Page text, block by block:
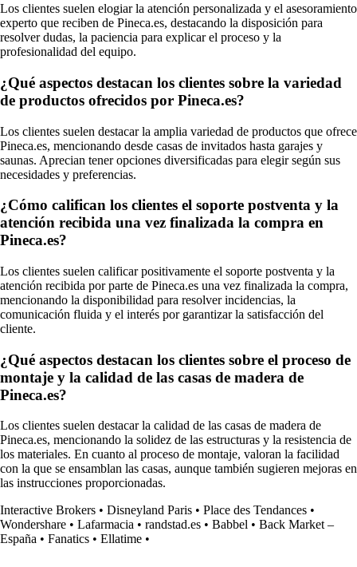
Los clientes suelen elogiar la atención personalizada y el asesoramiento
experto que reciben de Pineca.es, destacando la disposición para
resolver dudas, la paciencia para explicar el proceso y la
profesionalidad del equipo.
¿Qué aspectos destacan los clientes sobre la variedad
de productos ofrecidos por Pineca.es?
Los clientes suelen destacar la amplia variedad de productos que ofrece
Pineca.es, mencionando desde casas de invitados hasta garajes y
saunas. Aprecian tener opciones diversificadas para elegir según sus
necesidades y preferencias.
¿Cómo califican los clientes el soporte postventa y la
atención recibida una vez finalizada la compra en
Pineca.es?
Los clientes suelen calificar positivamente el soporte postventa y la
atención recibida por parte de Pineca.es una vez finalizada la compra,
mencionando la disponibilidad para resolver incidencias, la
comunicación fluida y el interés por garantizar la satisfacción del
cliente.
¿Qué aspectos destacan los clientes sobre el proceso de
montaje y la calidad de las casas de madera de
Pineca.es?
Los clientes suelen destacar la calidad de las casas de madera de
Pineca.es, mencionando la solidez de las estructuras y la resistencia de
los materiales. En cuanto al proceso de montaje, valoran la facilidad
con la que se ensamblan las casas, aunque también sugieren mejoras en
las instrucciones proporcionadas.
Interactive Brokers • Disneyland Paris • Place des Tendances •
Wondershare • Lafarmacia • randstad.es • Babbel • Back Market –
España • Fanatics • Ellatime •